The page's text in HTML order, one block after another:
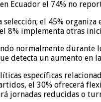
Ecuador el 74% no
el 45%
8% implementa otras
normalmente
detecta un aumento en
específicas
el 30% ofrecerá
jornadas reducidas o